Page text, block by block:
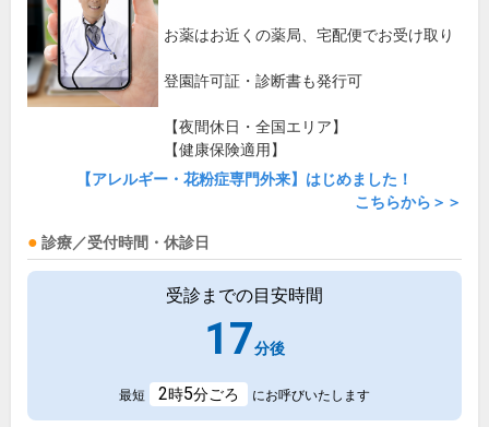
お薬はお近くの薬局、宅配便でお受け取り
登園許可証・診断書も発行可
【夜間休日・全国エリア】
【健康保険適用】
【アレルギー・花粉症専門外来】はじめました！
こちらから＞＞
診療／受付時間・休診日
受診までの目安時間
17分後
最短 2時5分ごろ にお呼びいたします